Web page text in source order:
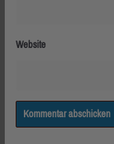
Website